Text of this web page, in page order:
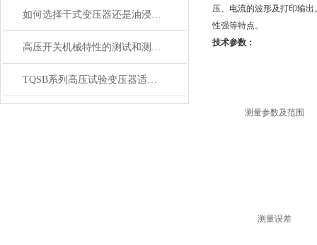
如何选择干式变压器还是油浸式变压器
高压开关机械特性的测试和测试方法及必要性
TQSB系列高压试验变压器适用条件以及注意事项
压、电流的波形及打印输
性强等特点。
技术参数：
测量参数及范围
测量误差